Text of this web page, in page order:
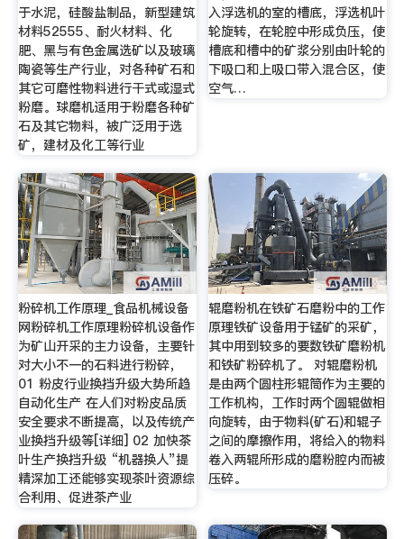
于水泥，硅酸盐制品，新型建筑
材料52555、耐火材料、化
肥、黑与有色金属选矿以及玻璃
陶瓷等生产行业，对各种矿石和
其它可磨性物料进行干式或湿式
粉磨。球磨机适用于粉磨各种矿
石及其它物料，被广泛用于选
矿，建材及化工等行业
入浮选机的室的槽底，浮选机叶
轮旋转，在轮腔中形成负压，使
槽底和槽中的矿浆分别由叶轮的
下吸口和上吸口带入混合区，使
空气…
粉碎机工作原理_食品机械设备
网粉碎机工作原理粉碎机设备作
为矿山开采的主力设备，主要针
对大小不一的石料进行粉碎，
01 粉皮行业换挡升级大势所趋
自动化生产 在人们对粉皮品质
安全要求不断提高，以及传统产
业换挡升级等[详细] 02 加快茶
叶生产换挡升级 “机器换人”提
精深加工还能够实现茶叶资源综
合利用、促进茶产业
辊磨粉机在铁矿石磨粉中的工作
原理铁矿设备用于锰矿的采矿，
其中用到较多的要数铁矿磨粉机
和铁矿粉碎机了。 对辊磨粉机
是由两个圆柱形辊筒作为主要的
工作机构，工作时两个圆辊做相
向旋转，由于物料(矿石)和辊子
之间的摩擦作用，将给入的物料
卷入两辊所形成的磨粉腔内而被
压碎。